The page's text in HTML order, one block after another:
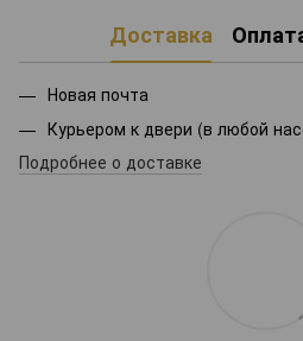
Доставка
Новая почта
Курьером к двери (в любой
Подробнее о доставке